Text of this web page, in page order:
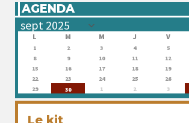
AGENDA
L M M J V
1 2 3 4 5
8
9 10 11 12
15
16 17 18 19
22
23 24 25 26
29
30 1 2 3
Le kit